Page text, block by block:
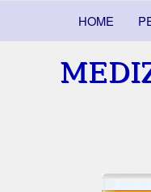
HOME